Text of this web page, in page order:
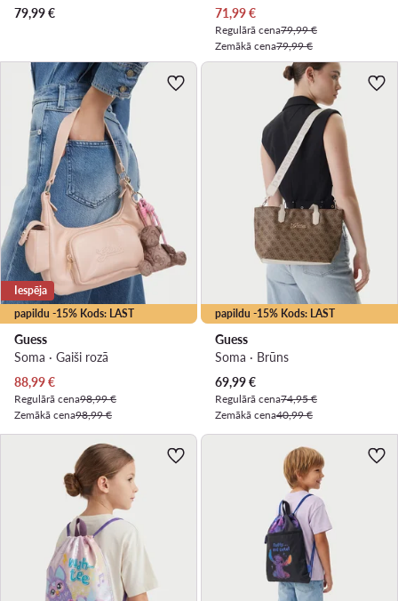
79,99€
Pašreizējā cena
71,99€
Regulārā cena79,99 €
Zemākā cena79,99 €
papildu -15% Kods: LAST
Iespēja
Guess
Soma · Gaiši rozā
Pašreizējā cena
88,99€
Regulārā cena98,99 €
Zemākā cena98,99 €
papildu -15% Kods: LAST
Guess
Soma · Brūns
Pašreizējā cena
69,99€
Regulārā cena74,95 €
Zemākā cena40,99 €